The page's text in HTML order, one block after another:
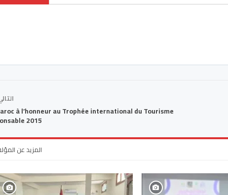
à l’honneur au Trophée international du Tourisme
2015
المزيد عن